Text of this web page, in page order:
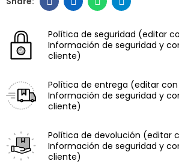
Política de seguridad (editar
Información de seguridad y
cliente)
Política de entrega (editar
Información de seguridad y
cliente)
Política de devolución (editar
Información de seguridad y
cliente)